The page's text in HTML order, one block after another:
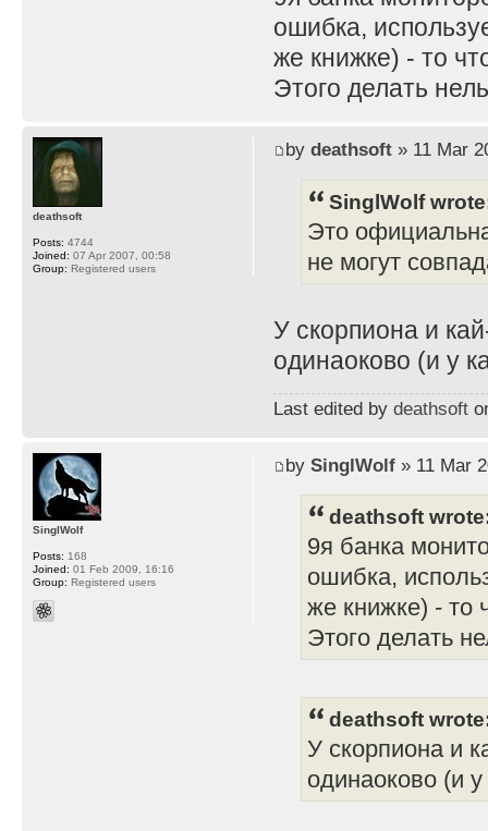
ошибка,
же книжке) - то
Этого делать
by deathsoft» 11 Mar
SinglWolf
Это
не могут
У скорпиона и
одинаоково (и у
Last edited by deathsoft
deathsoft
Posts: 4744
Joined: 07 Apr 2007, 00:58
Group: Registered users
by SinglWolf» 11 Mar
deathsoft
9я банка
ошибка,
же книжке) - то
Этого делать
deathsoft
У скорпиона и
одинаоково (и
SinglWolf
Posts: 168
Joined: 01 Feb 2009, 16:16
Group: Registered users